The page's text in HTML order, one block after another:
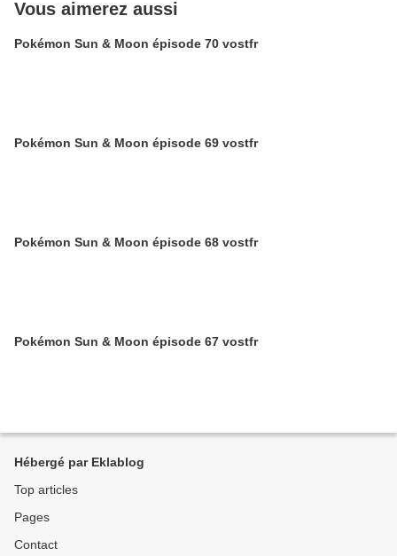
Vous aimerez aussi
Pokémon Sun & Moon épisode 70 vostfr
Pokémon Sun & Moon épisode 69 vostfr
Pokémon Sun & Moon épisode 68 vostfr
Pokémon Sun & Moon épisode 67 vostfr
Hébergé par Eklablog
Top articles
Pages
Contact